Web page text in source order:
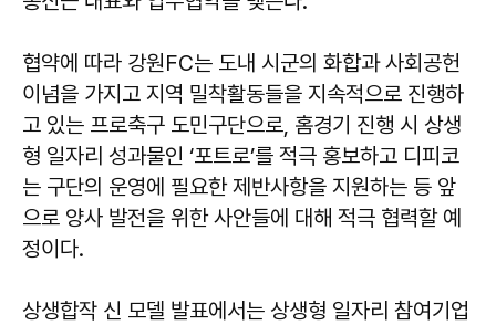
협약에 따라 강원FC는 도내 시군의 화합과 사회공헌
이념을 가지고 지역 밀착활동들을 지속적으로 진행하
고 있는 프로축구 도민구단으로, 홈경기 진행 시 상생
형 일자리 성과물인 ‘포트로’를 적극 홍보하고 디피코
는 구단의 운영에 필요한 제반사항을 지원하는 등 앞
으로 양사 발전을 위한 사안들에 대해 적극 협력할 예
정이다.
상생합작 신 모델 발표에서는 상생형 일자리 참여기업